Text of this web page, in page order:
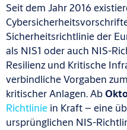
Seit dem Jahr 2016
Sicherheitsrichtlinie der
als NIS1 oder auch NIS-
Resilienz und Kritische
verbindliche Vorgaben
kritischer Anlagen. Ab
Richtlinie in Kraft – eine
ursprünglichen NIS-